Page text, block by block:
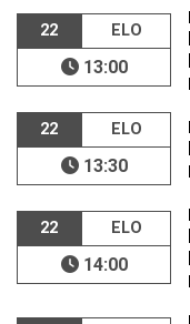
22 ELO
13:00
22 ELO
13:30
22 ELO
14:00